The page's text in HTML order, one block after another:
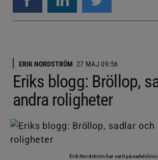
ERIK NORDSTRÖM 27 MAJ 09:56
Eriks blogg: Bröllop,
andra roligheter
Erik Nordström har varit på sadelclinic.